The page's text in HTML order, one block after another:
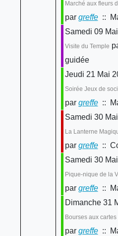
Marché aux fleurs
par greffe::
Samedi 09
Visite du Temple
guidée
Jeudi 21 Mai
Soirée Jeux de
par greffe::
Samedi 30
La Lanterne
par greffe::
Samedi 30
Pique-nique de la
par greffe::
Dimanche 31
Bourses aux
par greffe::